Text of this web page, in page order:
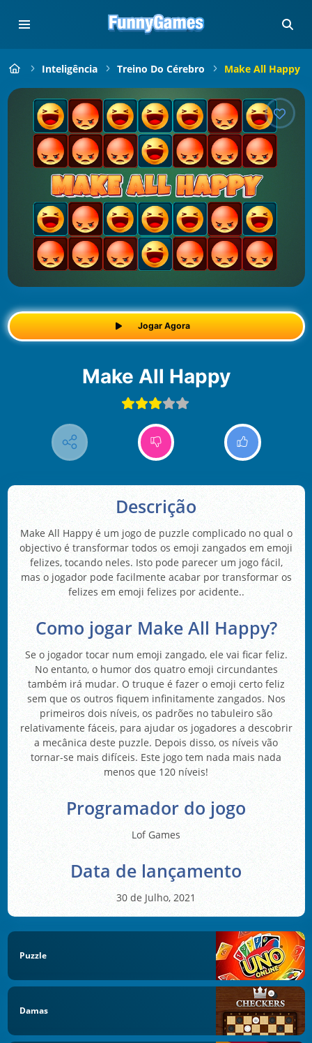
Inteligência Treino Do Cérebro Make All Happy
Jogar Agora
Make All Happy
Descrição
Make All Happy é um jogo de puzzle complicado no qual o
objectivo é transformar todos os emoji zangados em emoji
felizes, tocando neles. Isto pode parecer um jogo fácil,
mas o jogador pode facilmente acabar por transformar os
felizes em emoji felizes por acidente..
Como jogar Make All Happy?
Se o jogador tocar num emoji zangado, ele vai ficar feliz.
No entanto, o humor dos quatro emoji circundantes
também irá mudar. O truque é fazer o emoji certo feliz
sem que os outros fiquem infinitamente zangados. Nos
primeiros dois níveis, os padrões no tabuleiro são
relativamente fáceis, para ajudar os jogadores a descobrir
a mecânica deste puzzle. Depois disso, os níveis vão
tornar-se mais difíceis. Este jogo tem nada mais nada
menos que 120 níveis!
Programador do jogo
Lof Games
Data de lançamento
30 de Julho, 2021
Puzzle
Damas